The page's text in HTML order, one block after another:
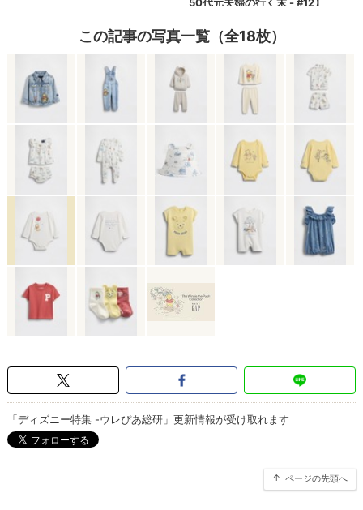
この記事の写真一覧（全18枚）
「ディズニー特集 -ウレぴあ総研」更新情報が受け取れます
ページの先頭へ